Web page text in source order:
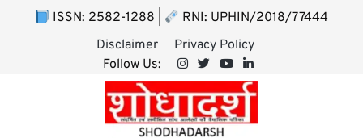
ISSN: 2582-1288 |
RNI: UPHIN/2018/77444
Disclaimer
Privacy Policy
Follow Us: